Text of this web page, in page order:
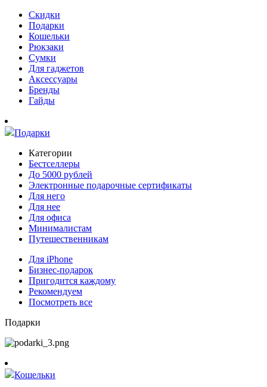
Скидки
Подарки
Кошельки
Рюкзаки
Сумки
Для гаджетов
Аксессуары
Бренды
Гайды
Подарки
Категории
Бестселлеры
До 5000 рублей
Электронные подарочные сертификаты
Для него
Для нее
Для офиса
Минималистам
Путешественникам
Для iPhone
Бизнес-подарок
Пригодится каждому
Рекомендуем
Посмотреть все
Подарки
Кошельки